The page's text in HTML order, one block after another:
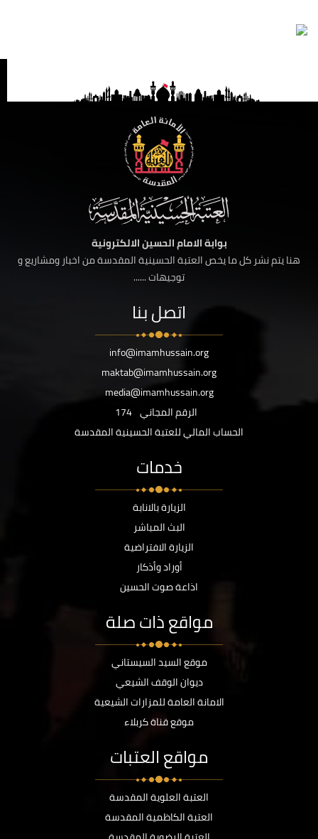
بوابة الامام الحسين الالكترونية
هنا يتم نشر كل ما يخص العتبة الحسينية المقدسة من اخبار ومشاريع و
توجيهات ......
اتصل بنا
info@imamhussain.org
maktab@imamhussain.org
media@imamhussain.org
الرقم المجاني 174
الحساب المالي للعتبة الحسينية المقدسة
خدمات
الزيارة بالانابة
البث المباشر
الزيارة الافتراضية
أوراد وأذكار
اذاعة صوت الحسين
مواقع ذات صلة
موقع السيد السيستاني
ديوان الوقف الشيعي
الامانة العامة للمزارات الشيعية
موقع قناة كربلاء
مواقع العتبات
العتبة العلوية المقدسة
العتبة الكاظمية المقدسة